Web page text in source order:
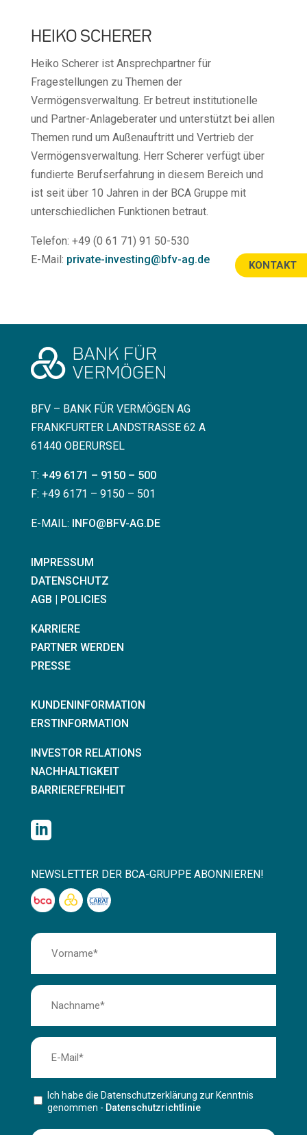
HEIKO SCHERER
Heiko Scherer ist Ansprechpartner für
Fragestellungen zu Themen der
Vermögensverwaltung. Er betreut institutionelle
und Partner-Anlageberater und unterstützt bei allen
Themen rund um Außenauftritt und Vertrieb der
Vermögensverwaltung. Herr Scherer verfügt über
fundierte Berufserfahrung in diesem Bereich und
ist seit über 10 Jahren in der BCA Gruppe mit
unterschiedlichen Funktionen betraut.
Telefon: +49 (0 61 71) 91 50-530
E-Mail: private-investing@bfv-ag.de KONTAKT
BFV – BANK FÜR VERMÖGEN AG
FRANKFURTER LANDSTRASSE 62 A
61440 OBERURSEL
T: +49 6171 – 9150 – 500
F: +49 6171 – 9150 – 501
E-MAIL: INFO@BFV-AG.DE
IMPRESSUM
DATENSCHUTZ
AGB | POLICIES
KARRIERE
PARTNER WERDEN
PRESSE
KUNDENINFORMATION
ERSTINFORMATION
INVESTOR RELATIONS
NACHHALTIGKEIT
BARRIEREFREIHEIT

NEWSLETTER DER BCA-GRUPPE ABONNIEREN!
Ich habe die Datenschutzerklärung zur Kenntnis
genommen - Datenschutzrichtlinie